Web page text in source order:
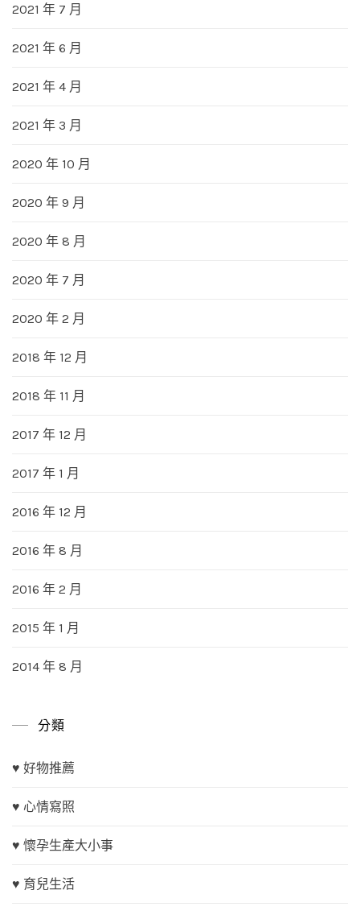
2021 年 7 月
2021 年 6 月
2021 年 4 月
2021 年 3 月
2020 年 10 月
2020 年 9 月
2020 年 8 月
2020 年 7 月
2020 年 2 月
2018 年 12 月
2018 年 11 月
2017 年 12 月
2017 年 1 月
2016 年 12 月
2016 年 8 月
2016 年 2 月
2015 年 1 月
2014 年 8 月
分類
♥ 好物推薦
♥ 心情寫照
♥ 懷孕生產大小事
♥ 育兒生活